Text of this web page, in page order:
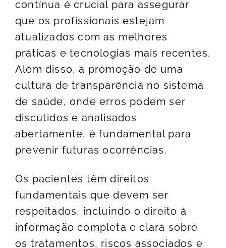
contínua é crucial para assegurar
que os profissionais estejam
atualizados com as melhores
práticas e tecnologias mais recentes.
Além disso, a promoção de uma
cultura de transparência no sistema
de saúde, onde erros podem ser
discutidos e analisados
abertamente, é fundamental para
prevenir futuras ocorrências.
Os pacientes têm direitos
fundamentais que devem ser
respeitados, incluindo o direito à
informação completa e clara sobre
os tratamentos, riscos associados e